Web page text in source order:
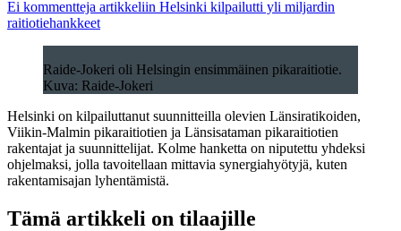
Ei kommentteja artikkeliin Helsinki kilpailutti yli miljardin
raitiotiehankkeet
Raide-Jokeri oli Helsingin ensimmäinen pikaraitiotie.
Kuva: Raide-Jokeri
Helsinki on kilpailuttanut suunnitteilla olevien Länsiratikoiden,
Viikin-Malmin pikaraitiotien ja Länsisataman pikaraitiotien
rakentajat ja suunnittelijat. Kolme hanketta on niputettu yhdeksi
ohjelmaksi, jolla tavoitellaan mittavia synergiahyötyjä, kuten
rakentamisajan lyhentämistä.
Tämä artikkeli on tilaajille